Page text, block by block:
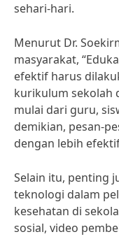
sehari-hari.
Menurut Dr.
masyarakat,
efektif harus
kurikulum sekolah
mulai dari guru,
demikian, pesan-
dengan lebih
Selain itu, penting
teknologi dalam
kesehatan di
sosial, video